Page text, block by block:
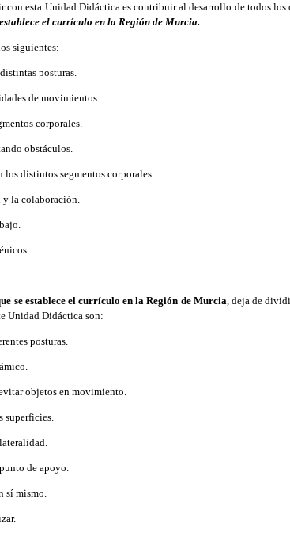
con esta Unidad Didáctica es contribuir al desarrollo de todos
el currículo en la Región de Murcia.
siguientes:
posturas.
de movimientos.
corporales.
obstáculos.
distintos segmentos corporales.
y la colaboración.
se establece el currículo en la Región de Murcia, deja de
Unidad Didáctica son:
posturas.
objetos en movimiento.
superficies.
de apoyo.
sí mismo.